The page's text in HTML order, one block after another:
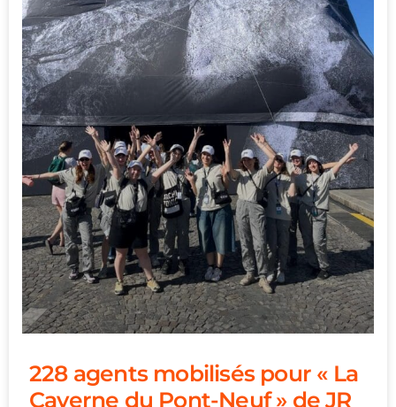
228 agents mobilisés pour « La
Caverne du Pont-Neuf » de JR